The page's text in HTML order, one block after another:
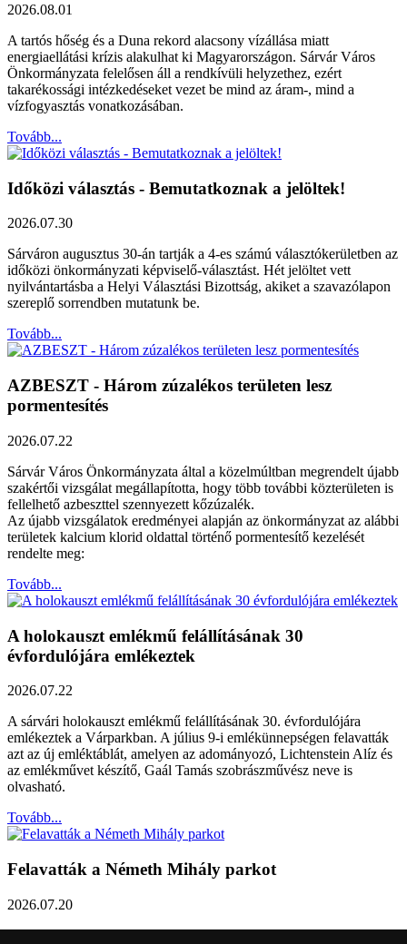
2026.08.01
A tartós hőség és a Duna rekord alacsony vízállása miatt
energiaellátási krízis alakulhat ki Magyarországon. Sárvár Város
Önkormányzata felelősen áll a rendkívüli helyzethez, ezért
takarékossági intézkedéseket vezet be mind az áram-, mind a
vízfogyasztás vonatkozásában.
Tovább...
Időközi választás - Bemutatkoznak a jelöltek!
2026.07.30
Sárváron augusztus 30-án tartják a 4-es számú választókerületben az
időközi önkormányzati képviselő-választást. Hét jelöltet vett
nyilvántartásba a Helyi Választási Bizottság, akiket a szavazólapon
szereplő sorrendben mutatunk be.
Tovább...
AZBESZT - Három zúzalékos területen lesz
pormentesítés
2026.07.22
Sárvár Város Önkormányzata által a közelmúltban megrendelt újabb
szakértői vizsgálat megállapította, hogy több további közterületen is
fellelhető azbeszttel szennyezett kőzúzalék.
Az újabb vizsgálatok eredményei alapján az önkormányzat az alábbi
területek kalcium klorid oldattal történő pormentesítő kezelését
rendelte meg:
Tovább...
A holokauszt emlékmű felállításának 30
évfordulójára emlékeztek
2026.07.22
A sárvári holokauszt emlékmű felállításának 30. évfordulójára
emlékeztek a Várparkban. A július 9-i emlékünnepségen felavatták
azt az új emléktáblát, amelyen az adományozó, Lichtenstein Alíz és
az emlékművet készítő, Gaál Tamás szobrászművész neve is
olvasható.
Tovább...
Felavatták a Németh Mihály parkot
2026.07.20